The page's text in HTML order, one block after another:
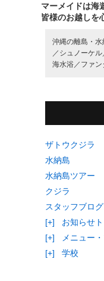
マーメイドは海
皆様のお越しを
沖縄の離島・
／ シュノーケル
海水浴／ ファン
ザトウクジラ
水納島
水納島ツアー
クジラ
スタッフブログ
[+]
お知らせ
[+]
メニュー
[+]
学校